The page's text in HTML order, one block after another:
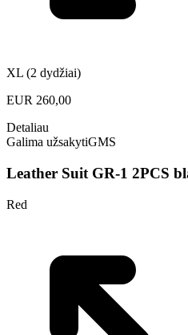
XL (2 dydžiai)
EUR 260,00
Detaliau
Galima užsakytiGMS
Leather Suit GR-1 2PCS
Red